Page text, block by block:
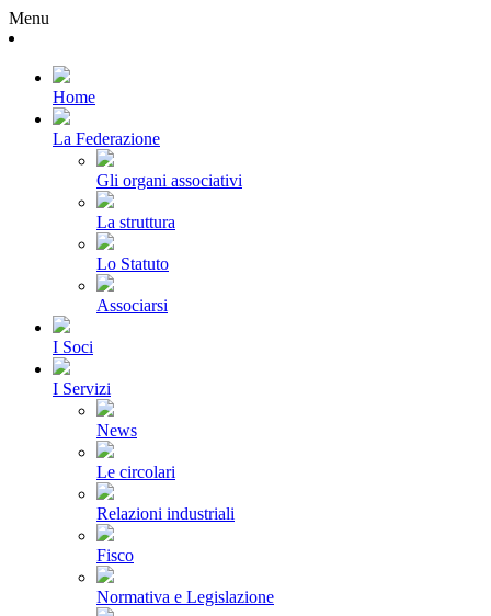
Menu
Home
La Federazione
Gli organi associativi
La struttura
Lo Statuto
Associarsi
I Soci
I Servizi
News
Le circolari
Relazioni industriali
Fisco
Normativa e Legislazione